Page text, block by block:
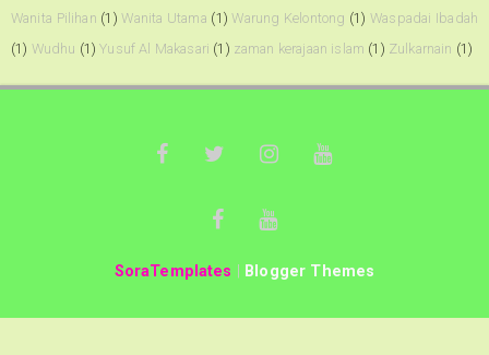
Wanita Pilihan (1) Wanita Utama (1) Warung Kelontong (1) Waspadai Ibadah
(1) Wudhu (1) Yusuf Al Makasari (1) zaman kerajaan islam (1) Zulkarnain (1)
SoraTemplates Blogger Themes